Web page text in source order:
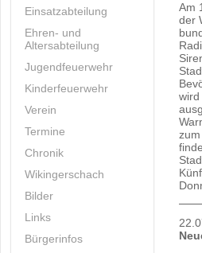
Einsatzabteilung
Ehren- und
Altersabteilung
Jugendfeuerwehr
Kinderfeuerwehr
Verein
Termine
Chronik
Wikingerschach
Bilder
Links
Bürgerinfos
Am
der
wird